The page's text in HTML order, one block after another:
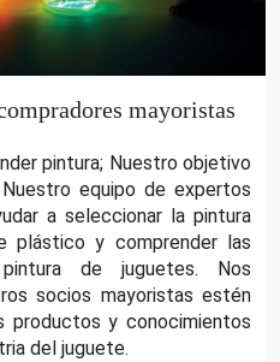
mayoristas
pintura; Nuestro objetivo
equipo de expertos
a seleccionar la pintura
plástico y comprender las
de juguetes. Nos
socios mayoristas estén
productos y conocimientos
del juguete.